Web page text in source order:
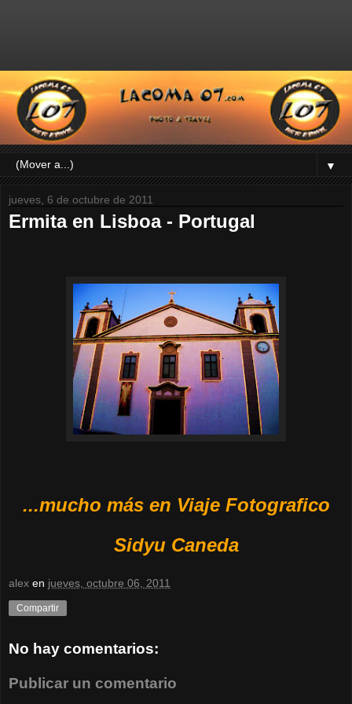
▼
jueves, 6 de octubre de 2011
Ermita en Lisboa - Portugal
...mucho más en Viaje Fotografico
Sidyu Caneda
alex en jueves, octubre 06, 2011
Compartir
No hay comentarios:
Publicar un comentario